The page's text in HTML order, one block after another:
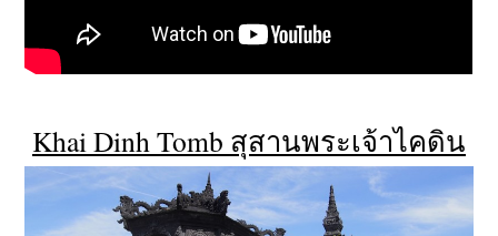
Khai Dinh Tomb สุสานพระเจ้าไคดิน